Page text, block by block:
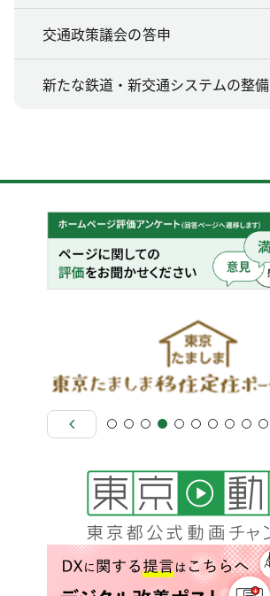
交通政策議会の答申
新たな鉄道・新交通システムの整備